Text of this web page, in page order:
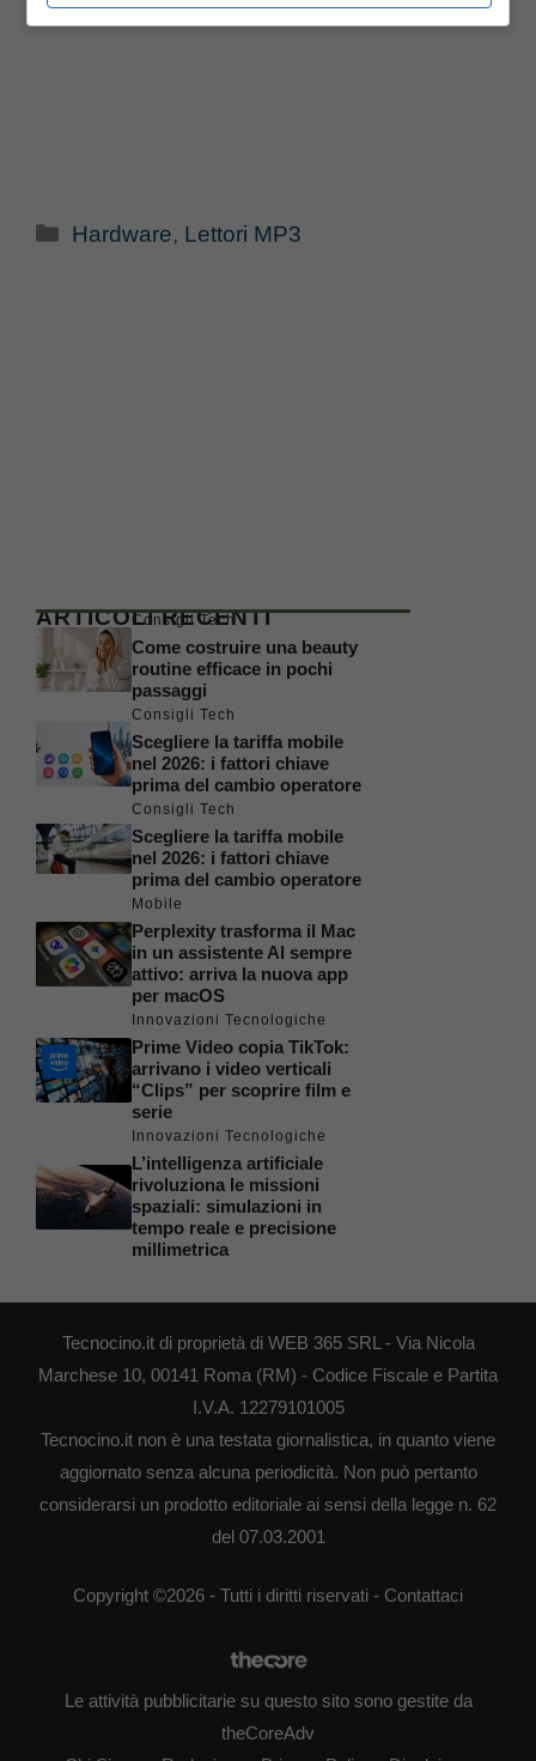
Categorie
Hardware, Lettori MP3
ARTICOLI RECENTI
Consigli Tech
Come costruire una beauty
routine efficace in pochi
passaggi
Consigli Tech
Scegliere la tariffa mobile
nel 2026: i fattori chiave
prima del cambio operatore
Consigli Tech
Scegliere la tariffa mobile
nel 2026: i fattori chiave
prima del cambio operatore
Mobile
Perplexity trasforma il Mac
in un assistente AI sempre
attivo: arriva la nuova app
per macOS
Innovazioni Tecnologiche
Prime Video copia TikTok:
arrivano i video verticali
“Clips” per scoprire film e
serie
Innovazioni Tecnologiche
L’intelligenza artificiale
rivoluziona le missioni
spaziali: simulazioni in
tempo reale e precisione
millimetrica
Tecnocino.it di proprietà di WEB 365 SRL - Via Nicola
Marchese 10, 00141 Roma (RM) - Codice Fiscale e Partita
I.V.A. 12279101005
Tecnocino.it non è una testata giornalistica, in quanto viene
aggiornato senza alcuna periodicità. Non può pertanto
considerarsi un prodotto editoriale ai sensi della legge n. 62
del 07.03.2001
Copyright ©2026 - Tutti i diritti riservati - Contattaci
Le attività pubblicitarie su questo sito sono gestite da
theCoreAdv